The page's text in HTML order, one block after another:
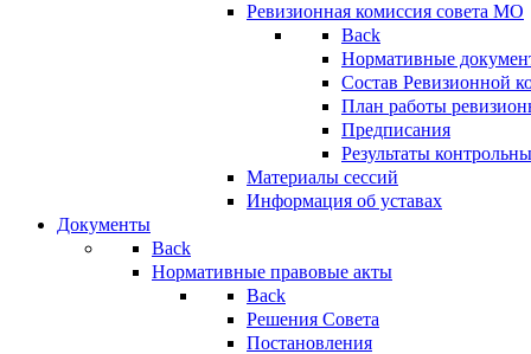
Ревизионная комиссия совета МО
Back
Нормативные
Состав Ревизионной
План работы
Предписания
Результаты
Материалы сессий
Информация об уставах
Документы
Back
Нормативные правовые акты
Back
Решения Совета
Постановления